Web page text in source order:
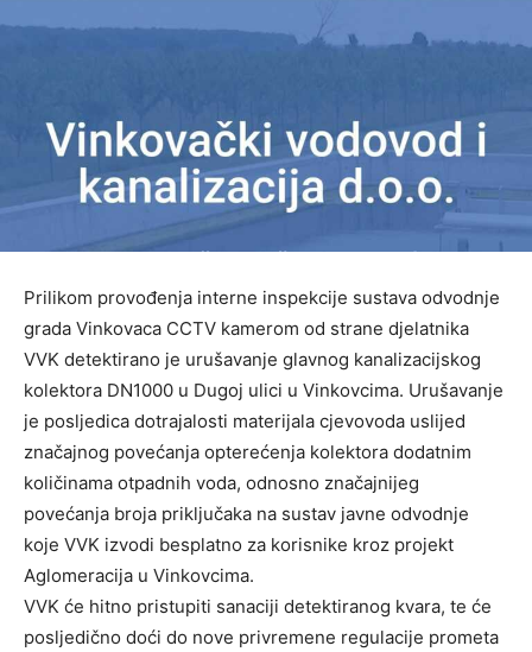
Prilikom provođenja interne inspekcije sustava odvodnje
grada Vinkovaca CCTV kamerom od strane djelatnika
VVK detektirano je urušavanje glavnog kanalizacijskog
kolektora DN1000 u Dugoj ulici u Vinkovcima. Urušavanje
je posljedica dotrajalosti materijala cjevovoda uslijed
značajnog povećanja opterećenja kolektora dodatnim
količinama otpadnih voda, odnosno značajnijeg
povećanja broja priključaka na sustav javne odvodnje
koje VVK izvodi besplatno za korisnike kroz projekt
Aglomeracija u Vinkovcima.
VVK će hitno pristupiti sanaciji detektiranog kvara, te će
posljedično doći do nove privremene regulacije prometa